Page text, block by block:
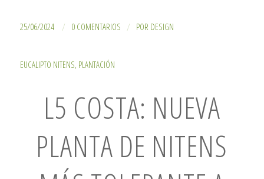
25/06/2024 / 0 COMENTARIOS / POR DESIGN
EUCALIPTO NITENS, PLANTACIÓN
L5 COSTA: NUEVA
PLANTA DE NITENS